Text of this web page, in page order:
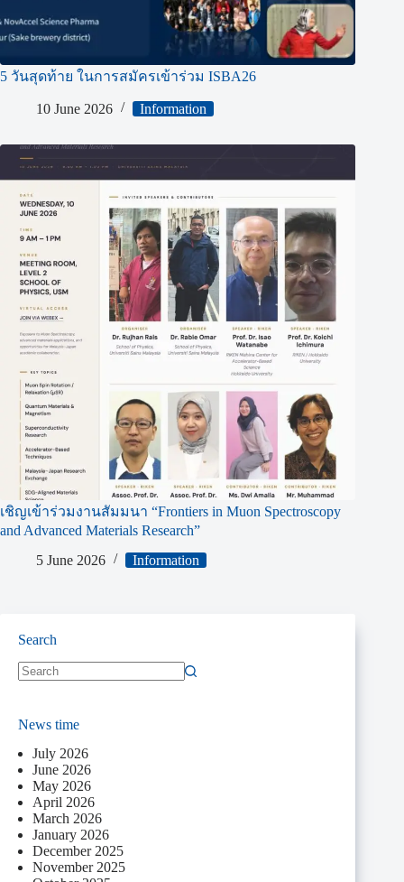
5 วันสุดท้าย ในการสมัครเข้าร่วม ISBA26
10 June 2026 Information
เชิญเข้าร่วมงานสัมมนา “Frontiers in Muon Spectroscopy
and Advanced Materials Research”
5 June 2026
Information
Search
News time
July 2026
June 2026
May 2026
April 2026
March 2026
January 2026
December 2025
November 2025